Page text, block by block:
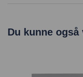
Du kunne